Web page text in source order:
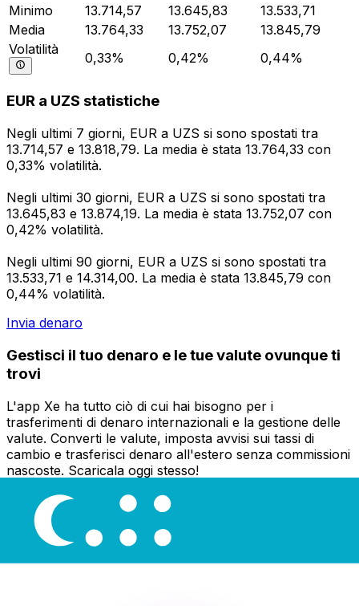
Minimo
13.714,57 13.645,83
13.533,71
Media
13.764,33 13.752,07
13.845,79
Volatilità
0,33% 0,42% 0,44%
EUR a UZS statistiche
Negli ultimi 7 giorni, EUR a UZS si sono spostati tra
13.714,57 e 13.818,79. La media è stata 13.764,33 con
0,33% volatilità.
Negli ultimi 30 giorni, EUR a UZS si sono spostati tra
13.645,83 e 13.874,19. La media è stata 13.752,07 con
0,42% volatilità.
Negli ultimi 90 giorni, EUR a UZS si sono spostati tra
13.533,71 e 14.314,00. La media è stata 13.845,79 con
0,44% volatilità.
Invia denaro
Gestisci il tuo denaro e le tue valute ovunque ti
trovi
L'app Xe ha tutto ciò di cui hai bisogno per i
trasferimenti di denaro internazionali e la gestione delle
valute. Converti le valute, imposta avvisi sui tassi di
cambio e trasferisci denaro all'estero senza commissioni
nascoste. Scaricala oggi stesso!